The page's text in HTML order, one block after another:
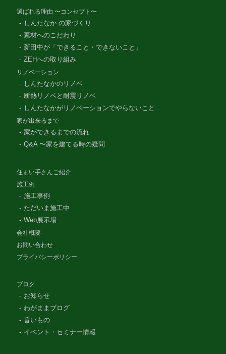
選ばれる理由 〜コンセプト〜
しんたなか の家づくり
素材へのこだわり
新田中が「できること・できないこと」
ZEHへの取り組み
リノベーション
しんたなかのリノベ
断熱リノベと耐震リノベ
しんたなかがリノベーションでやらないこと
家が出来るまで
家ができるまでの流れ
Q&A 〜家を建てる時の疑問
住まい手さんご紹介
施工例
施工事例
ただいま施工中
Web展示場
会社概要
お問い合わせ
プライバシーポリシー
ブログ
お知らせ
わがままブログ
旨いもの
イベント・セミナー情報